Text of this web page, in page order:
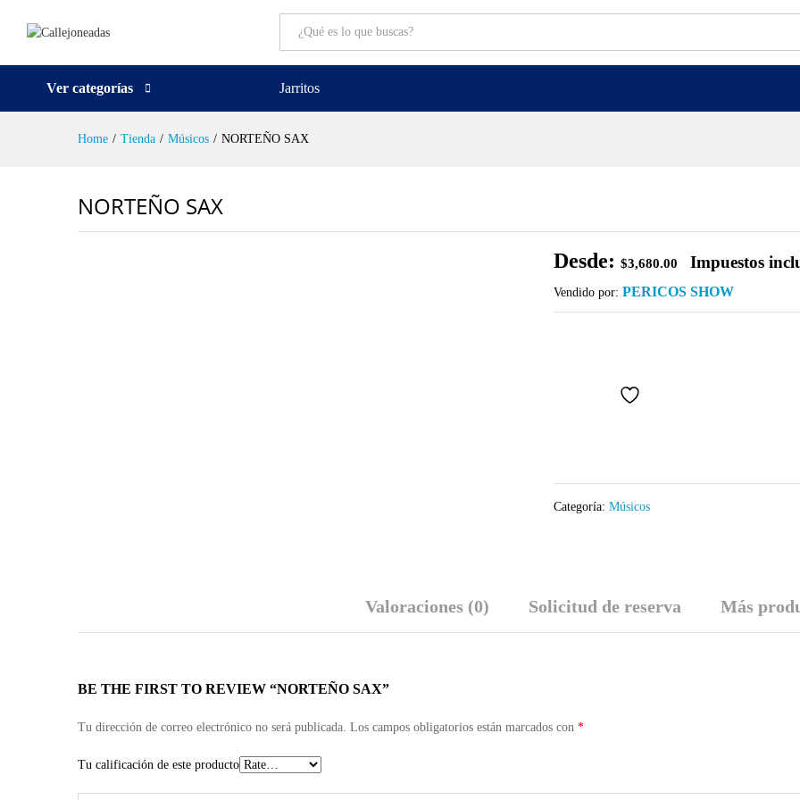
Ver categorías Jarritos
Home / Tienda / Músicos / NORTEÑO SAX
NORTEÑO SAX
Desde:$3,680.00 Impuestos
Vendido por: PERICOS SHOW
Categoría:Músicos
Valoraciones (0) Solicitud de reserva Más
BE THE FIRST TO REVIEW “NORTEÑO SAX”
Tu dirección de correo electrónico no será publicada. Los campos obligatorios están marcados con *
Tu calificación de este producto